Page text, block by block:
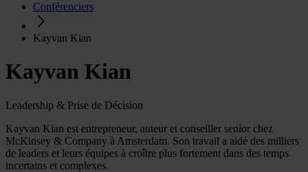
Conférenciers
Kayvan Kian
Kayvan Kian
Leadership & Prise de Décision
Kayvan Kian est entrepreneur, auteur et conseiller senior chez
McKinsey & Company à Amsterdam. Son travail a aidé des milliers
de leaders et leurs équipes à croître plus fortement dans des temps
incertains et complexes.